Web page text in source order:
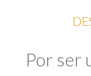
Por ser